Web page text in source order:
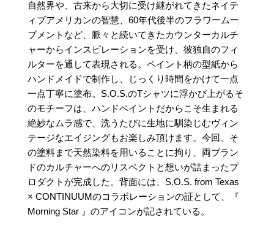
自然界や、古来から大切に受け継がれてきたネイテ
ィブアメリカンの智慧、60年代後半のフラワームー
ブメントなど、脈々と続いてきたカウンターカルチ
ャーからインスピレーションを受け、彼独自のフィ
ルターを通して表現される。ペイント柄の型紙から
ハンドメイドで制作し、じっくり時間をかけて一点
一点丁寧に塗布。S.O.S.のTシャツに浮かび上がるそ
のモチーフは、ハンドペイントだからこそ生まれる
絶妙なムラ感で、洗うたびに生地に馴染じむヴィン
テージなエイジングもお楽しみ頂けます。今回、そ
の塗料まで天然染料を用いることに拘り、両ブラン
ドのカルチャーへのリスペクトと想いが詰まったプ
ロダクトが完成した。背面には、S.O.S. from Texas
× CONTINUUMのコラボレーションの証として、『
Morning Star 』のアイコンが記されている。